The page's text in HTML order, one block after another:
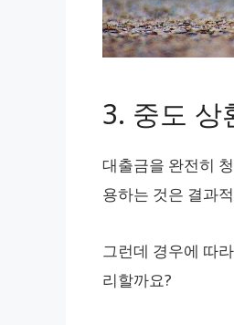
3. 중도 상
대출금을 완전히
용하는 것은 결과
그런데 경우에 따
리할까요?